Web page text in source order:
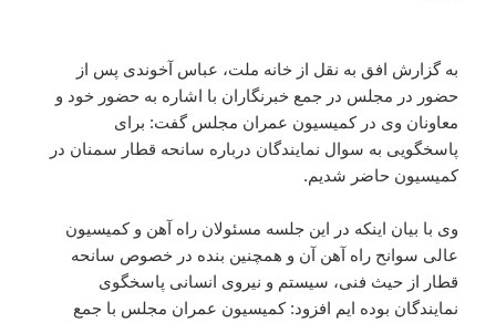
به گزارش افق به نقل از خانه ملت، عباس آخوندی پس از
حضور در مجلس در جمع خبرنگاران با اشاره به حضور خود و
معاونان وی در کمیسیون عمران مجلس گفت: برای
پاسخگویی به سوال نمایندگان درباره سانحه قطار سمنان در
کمیسیون حاضر شدیم.
وی با بیان اینکه در این جلسه مسئولان راه آهن و کمیسیون
عالی سوانح راه آهن آن و همچنین بنده در خصوص سانحه
قطار از حیث فنی، سیستم و نیروی انسانی پاسخگوی
نمایندگان بوده ایم افزود: کمیسیون عمران مجلس با جمع